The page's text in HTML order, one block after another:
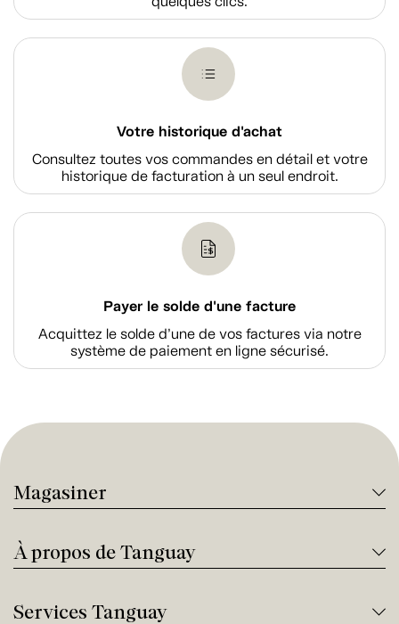
Votre historique d'achat
Consultez toutes vos commandes en détail et votre
historique de facturation à un seul endroit.
Payer le solde d'une facture
Acquittez le solde d’une de vos factures via notre
système de paiement en ligne sécurisé.
Magasiner
À propos de Tanguay
Services Tanguay